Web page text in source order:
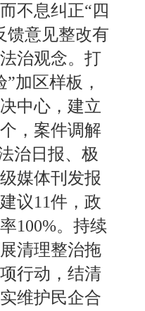
不息纠正“四
馈意见整改有
治观念。打
加区样板，
中心，建立
，案件调解
治日报、 极
媒体刊发报
议11件，政
100%。持续
清理整治拖
行动，结清
维护民企合